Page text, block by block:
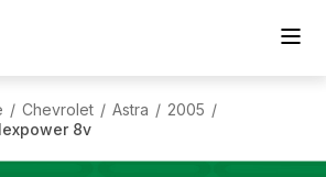
/ Chevrolet / Astra / 2005 /
8v